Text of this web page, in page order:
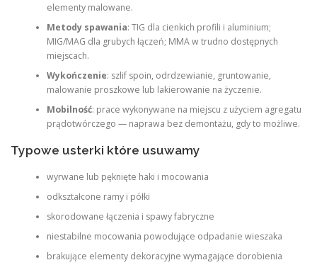
elementy malowane.
Metody spawania: TIG dla cienkich profili i aluminium;
MIG/MAG dla grubych łączeń; MMA w trudno dostępnych
miejscach.
Wykończenie: szlif spoin, odrdzewianie, gruntowanie,
malowanie proszkowe lub lakierowanie na życzenie.
Mobilność: prace wykonywane na miejscu z użyciem agregatu
prądotwórczego — naprawa bez demontażu, gdy to możliwe.
Typowe usterki które usuwamy
wyrwane lub pęknięte haki i mocowania
odkształcone ramy i półki
skorodowane łączenia i spawy fabryczne
niestabilne mocowania powodujące odpadanie wieszaka
brakujące elementy dekoracyjne wymagające dorobienia